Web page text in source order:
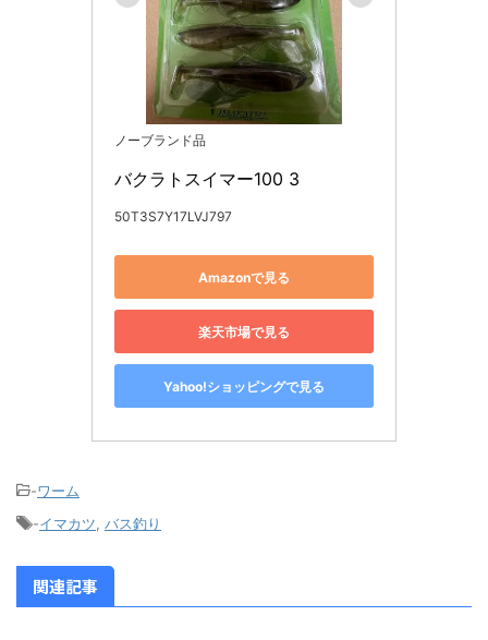
ノーブランド品
バクラトスイマー100 3
50T3S7Y17LVJ797
Amazonで見る
楽天市場で見る
Yahoo!ショッピングで見る
-ワーム
-イマカツ バス釣り
関連記事